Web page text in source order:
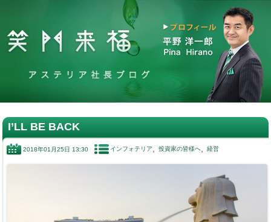
I’LL BE BACK
2018年01月25日 13:30 インフォテリア 投資家の皆様へ 経営